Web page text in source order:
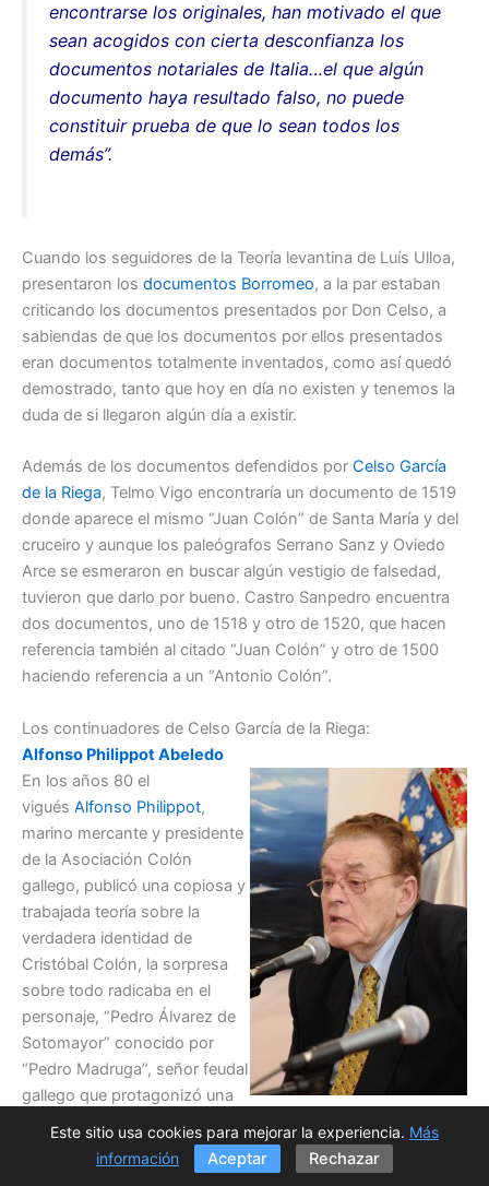
encontrarse los originales, han motivado el que
sean acogidos con cierta desconfianza los
documentos notariales de Italia…el que algún
documento haya resultado falso, no puede
constituir prueba de que lo sean todos los
demás”.
Cuando los seguidores de la Teoría levantina de Luís Ulloa,
presentaron los documentos Borromeo, a la par estaban
criticando los documentos presentados por Don Celso, a
sabiendas de que los documentos por ellos presentados
eran documentos totalmente inventados, como así quedó
demostrado, tanto que hoy en día no existen y tenemos la
duda de si llegaron algún día a existir.
Además de los documentos defendidos por Celso García
de la Riega, Telmo Vigo encontraría un documento de 1519
donde aparece el mismo “Juan Colón” de Santa María y del
cruceiro y aunque los paleógrafos Serrano Sanz y Oviedo
Arce se esmeraron en buscar algún vestigio de falsedad,
tuvieron que darlo por bueno. Castro Sanpedro encuentra
dos documentos, uno de 1518 y otro de 1520, que hacen
referencia también al citado “Juan Colón” y otro de 1500
haciendo referencia a un “Antonio Colón”.
Los continuadores de Celso García de la Riega:
Alfonso Philippot Abeledo
En los años 80 el
vigués Alfonso Philippot,
marino mercante y presidente
de la Asociación Colón
gallego, publicó una copiosa y
trabajada teoría sobre la
verdadera identidad de
Cristóbal Colón, la sorpresa
sobre todo radicaba en el
personaje, “Pedro Álvarez de
Sotomayor” conocido por
“Pedro Madruga”, señor feudal
gallego que protagonizó una
lucha encarnizada contra las
Irmandades en Galicia y contra los reyes Católicos
después. Luchó este noble señorial contra la alianza entre la
Este sitio usa cookies para mejorar la experiencia. Más
información
Aceptar Rechazar